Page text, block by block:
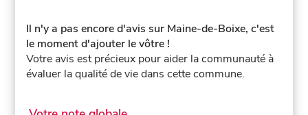
Il n'y a pas encore d'avis sur Maine-de-Boixe, c'est
le moment d'ajouter le vôtre !
Votre avis est précieux pour aider la communauté à
évaluer la qualité de vie dans cette commune.